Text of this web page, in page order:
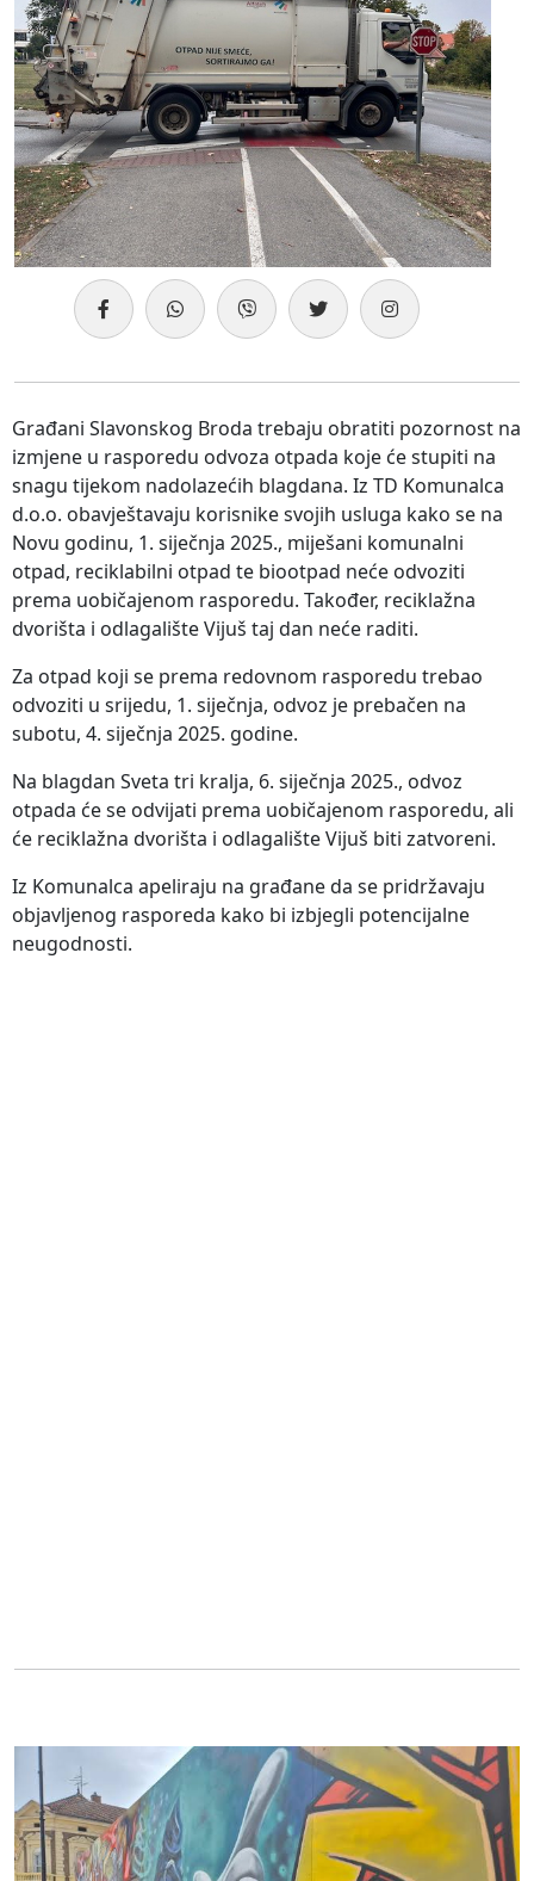
Građani Slavonskog Broda trebaju obratiti pozornost na
izmjene u rasporedu odvoza otpada koje će stupiti na
snagu tijekom nadolazećih blagdana. Iz TD Komunalca
d.o.o. obavještavaju korisnike svojih usluga kako se na
Novu godinu, 1. siječnja 2025., miješani komunalni
otpad, reciklabilni otpad te biootpad neće odvoziti
prema uobičajenom rasporedu. Također, reciklažna
dvorišta i odlagalište Vijuš taj dan neće raditi.
Za otpad koji se prema redovnom rasporedu trebao
odvoziti u srijedu, 1. siječnja, odvoz je prebačen na
subotu, 4. siječnja 2025. godine.
Na blagdan Sveta tri kralja, 6. siječnja 2025., odvoz
otpada će se odvijati prema uobičajenom rasporedu, ali
će reciklažna dvorišta i odlagalište Vijuš biti zatvoreni.
Iz Komunalca apeliraju na građane da se pridržavaju
objavljenog rasporeda kako bi izbjegli potencijalne
neugodnosti.